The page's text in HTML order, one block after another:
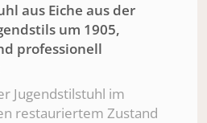
aus Eiche aus der
um 1905,
professionell
Jugendstilstuhl im
restauriertem Zustand